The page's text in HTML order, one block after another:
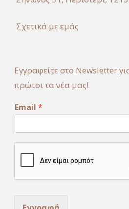
Σχετικά με εμάς
Εγγραφείτε στο Newsletter
πρώτοι τα νέα μας!
E
m
i
l
Email *